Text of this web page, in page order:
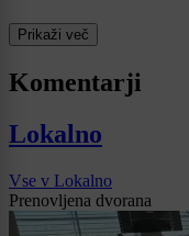
Prikaži več
Komentarji
Lokalno
Vse v Lokalno
Prenovljena dvorana